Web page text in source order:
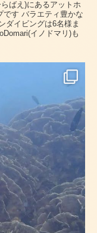
ばえ)にあるアットホ
です バラエティ豊かな
ダイビングは6名様ま
イノドマリ)も